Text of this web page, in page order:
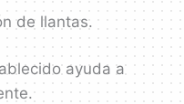
de llantas.
ayuda a